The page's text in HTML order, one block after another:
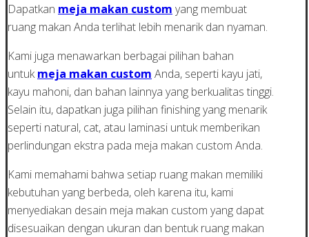
Dapatkan meja makan custom yang membuat
ruang makan Anda terlihat lebih menarik dan nyaman.
Kami juga menawarkan berbagai pilihan bahan
untukmeja makan custom Anda, seperti kayu jati,
kayu mahoni, dan bahan lainnya yang berkualitas tinggi.
Selain itu, dapatkan juga pilihan finishing yang menarik
seperti natural, cat, atau laminasi untuk memberikan
perlindungan ekstra pada meja makan custom Anda.
Kami memahami bahwa setiap ruang makan memiliki
kebutuhan yang berbeda, oleh karena itu, kami
menyediakan desain meja makan custom yang dapat
disesuaikan dengan ukuran dan bentuk ruang makan